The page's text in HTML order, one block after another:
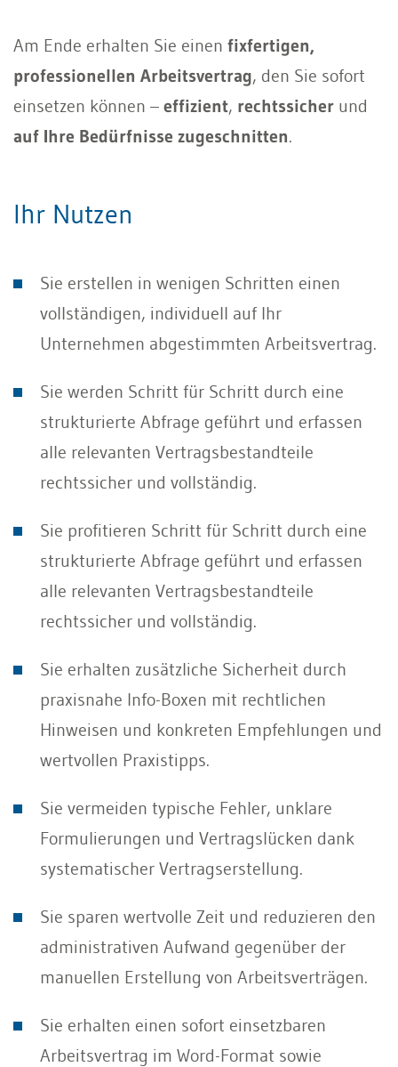
Am Ende erhalten Sie einen fixfertigen,
professionellen Arbeitsvertrag, den Sie sofort
einsetzen können – effizient, rechtssicher und
auf Ihre Bedürfnisse zugeschnitten.
Ihr Nutzen
Sie erstellen in wenigen Schritten einen
vollständigen, individuell auf Ihr
Unternehmen abgestimmten Arbeitsvertrag.
Sie werden Schritt für Schritt durch eine
strukturierte Abfrage geführt und erfassen
alle relevanten Vertragsbestandteile
rechtssicher und vollständig.
Sie profitieren Schritt für Schritt durch eine
strukturierte Abfrage geführt und erfassen
alle relevanten Vertragsbestandteile
rechtssicher und vollständig.
Sie erhalten zusätzliche Sicherheit durch
praxisnahe Info-Boxen mit rechtlichen
Hinweisen und konkreten Empfehlungen und
wertvollen Praxistipps.
Sie vermeiden typische Fehler, unklare
Formulierungen und Vertragslücken dank
systematischer Vertragserstellung.
Sie sparen wertvolle Zeit und reduzieren den
administrativen Aufwand gegenüber der
manuellen Erstellung von Arbeitsverträgen.
Sie erhalten einen sofort einsetzbaren
Arbeitsvertrag im Word-Format sowie